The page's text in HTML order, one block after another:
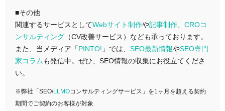
■その他
関連するサービスとしてWebサイト制作や記事制作、 CROコ
ンサルティング（CV改善サービス）なども承っております。
また、当メディア「PINTO! 」では、 SEO最新情報やSEO専門
家コラムも発信中。ぜひ、SEO情報の収集にお役立てくださ
い。
※弊社「SEO/LLMOコンサルティングサービス」を1ヶ月を超える契約
期間でご契約のお客様が対象